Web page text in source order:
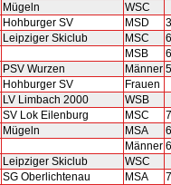
Mügeln
WSC
Hohburger SV MSD
3
Leipziger Skiclub MSC
6
MSB
6
PSV Wurzen Männer 5
Hohburger SV
Frauen
LV Limbach 2000
WSB
SV Lok Eilenburg MSC
7
Mügeln MSA
6
Männer 6
Leipziger Skiclub
WSC
SG Oberlichtenau MSA
7